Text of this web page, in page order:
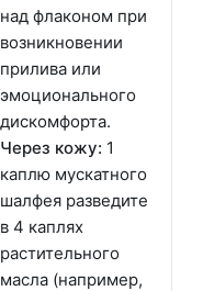
над флаконом при
возникновении
прилива или
эмоционального
дискомфорта.
Через кожу: 1
каплю мускатного
шалфея разведите
в 4 каплях
растительного
масла (например,